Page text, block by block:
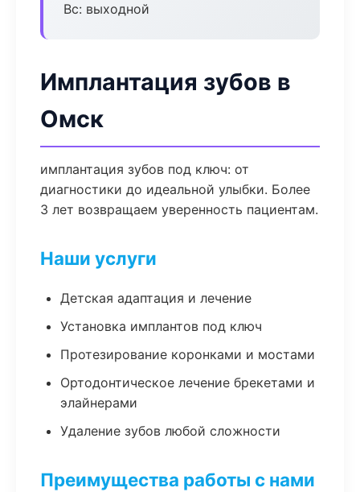
Вс: выходной
Имплантация зубов в
Омск
имплантация зубов под ключ: от
диагностики до идеальной улыбки. Более
3 лет возвращаем уверенность пациентам.
Наши услуги
Детская адаптация и лечение
Установка имплантов под ключ
Протезирование коронками и мостами
Ортодонтическое лечение брекетами и
элайнерами
Удаление зубов любой сложности
Преимущества работы с нами